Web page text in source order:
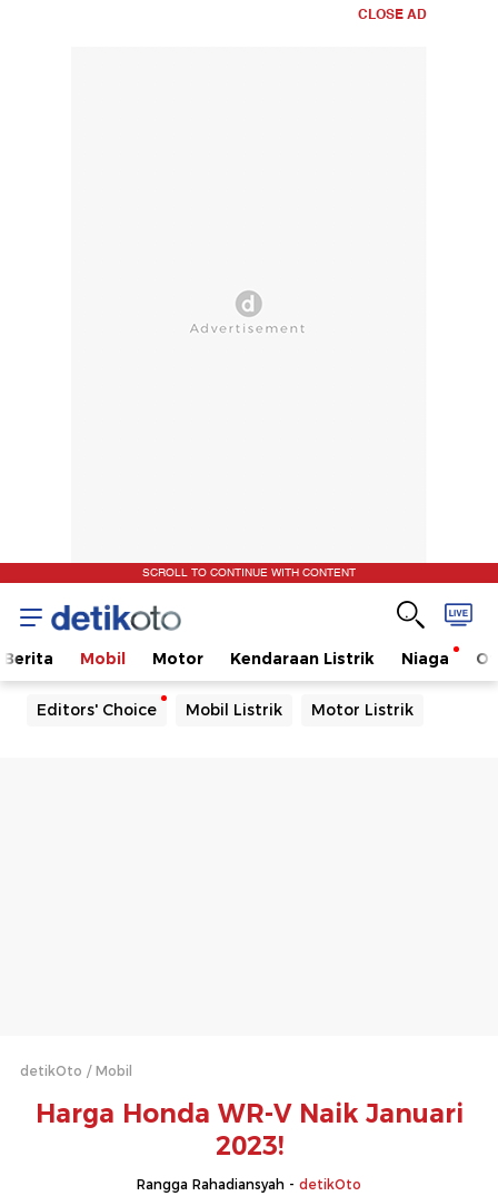
CLOSE AD
SCROLL TO CONTINUE WITH CONTENT
Berita Mobil Motor Kendaraan Listrik Niaga
Editors' Choice Mobil Listrik Motor Listrik
detikOto Mobil
Harga Honda WR-V Naik Januari
2023!
Rangga Rahadiansyah - detikOto